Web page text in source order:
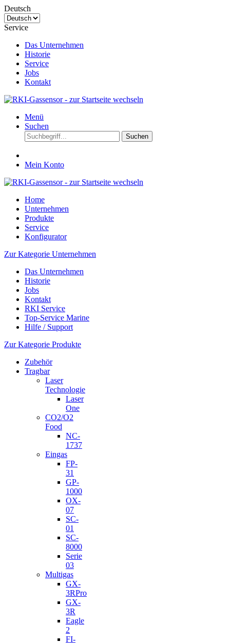
Deutsch
Service
Das Unternehmen
Historie
Service
Jobs
Kontakt
Menü
Suchen
Suchen
Mein Konto
Home
Unternehmen
Produkte
Service
Konfigurator
Zur Kategorie Unternehmen
Das Unternehmen
Historie
Jobs
Kontakt
RKI Service
Top-Service Marine
Hilfe / Support
Zur Kategorie Produkte
Zubehör
Tragbar
Laser
Technologie
Laser
One
CO2/O2
Food
NC-
1737
Eingas
FP-
31
GP-
1000
OX-
07
SC-
01
SC-
8000
Serie
03
Multigas
GX-
3RPro
GX-
3R
Eagle
2
FI-